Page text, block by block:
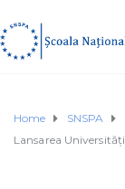
Home SNSPA
Lansarea